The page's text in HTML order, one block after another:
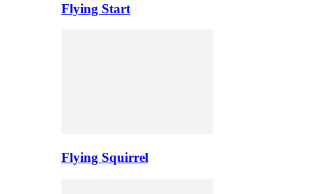
Flying Start
Flying Squirrel